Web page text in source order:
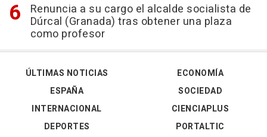
Renuncia a su cargo el alcalde socialista de
Dúrcal (Granada) tras obtener una plaza
como profesor
ÚLTIMAS NOTICIAS
ESPAÑA
INTERNACIONAL
DEPORTES
ECONOMÍA
SOCIEDAD
CIENCIAPLUS
PORTALTIC